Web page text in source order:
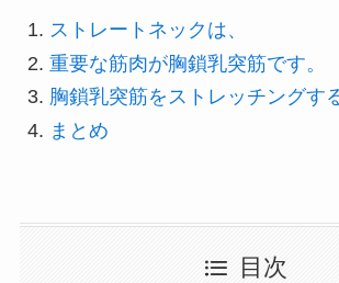
ストレートネックは、
重要な筋肉が胸鎖乳突筋です。
胸鎖乳突筋をストレッチングす
まとめ
目次